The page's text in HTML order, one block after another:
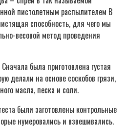
пистолетным распылителем В
способность, для чего мы
весовой метод проведения
была приготовлена густая
делали на основе соскобов грязи,
масла, песка и соли.
были заготовлены контрольные
нумеровались и взвешивались.